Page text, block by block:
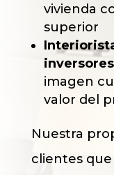
vivienda
superior
inversores
imagen
valor del
Nuestra
clientes